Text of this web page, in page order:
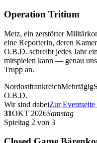
Operation Tritium
Metz, ein zerstörter
eine Reporterin, deren
O.B.D. schreibt jedes Jahr
mitspielen kann — genau
Trupp an.
NordostfrankreichMehrtägig
O.B.D.
Wir sind dabeiZur
31OKT 2026Samstag
Spieltag 2 von 3